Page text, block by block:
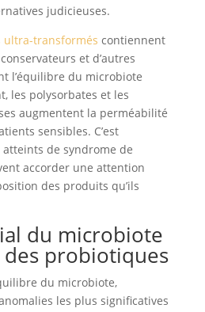
judicieuses.
ultra-transformés contiennent
et d’autres
l’équilibre du microbiote
les polysorbates et les
augmentent la perméabilité
sensibles. C’est
de syndrome de
accorder une attention
des produits qu’ils
du microbiote
probiotiques
du microbiote,
les plus significatives